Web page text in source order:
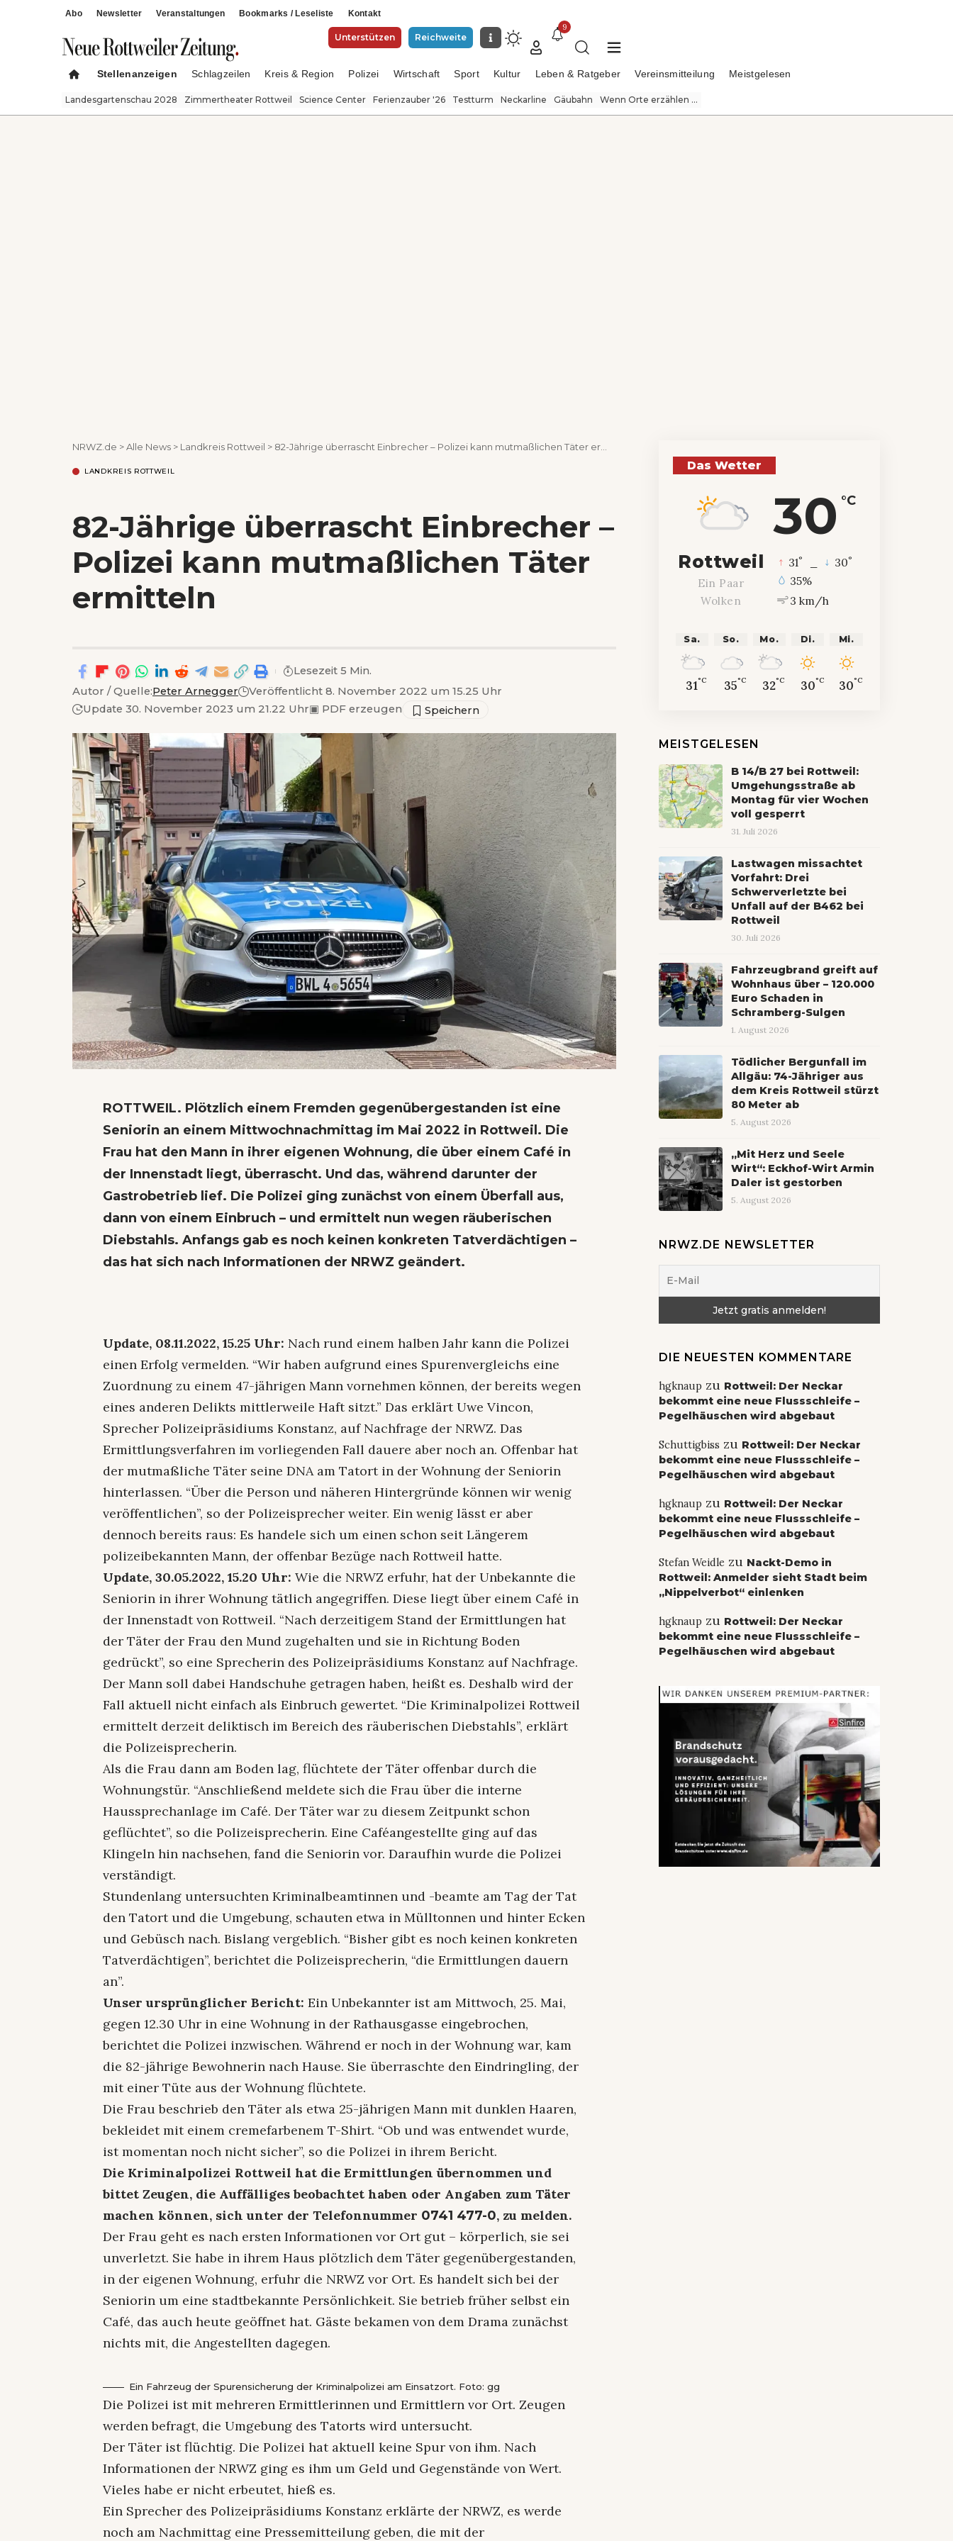
Abo Newsletter Veranstaltungen Bookmarks / Leseliste Kontakt
Unterstützen Reichweite
9
Stellenanzeigen Schlagzeilen Kreis & Region Polizei Wirtschaft Sport Kultur Leben & Ratgeber Vereinsmitteilung Meistgelesen
Landesgartenschau 2028 Zimmertheater Rottweil Science Center Ferienzauber '26 Testturm Neckarline Gäubahn Wenn Orte erzählen ...
NRWZ.de >Alle News > Landkreis Rottweil > 82-Jährige überrascht Einbrecher – Polizei kann mutmaßlichen Täter ermitteln
LANDKREIS ROTTWEIL
82-Jährige überrascht Einbrecher –
Polizei kann mutmaßlichen Täter
ermitteln
Autor / Quelle:Peter Arnegger
Veröffentlicht 8. November 2022 um 15.25 Uhr
Update 30. November 2023 um 21.22 Uhr▣ PDF erzeugen
Lesezeit 5 Min.
ROTTWEIL. Plötzlich einem Fremden gegenübergestanden ist eine
Seniorin an einem Mittwochnachmittag im Mai 2022 in Rottweil. Die
Frau hat den Mann in ihrer eigenen Wohnung, die über einem Café in
der Innenstadt liegt, überrascht. Und das, während darunter der
Gastrobetrieb lief. Die Polizei ging zunächst von einem Überfall aus,
dann von einem Einbruch – und ermittelt nun wegen räuberischen
Diebstahls. Anfangs gab es noch keinen konkreten Tatverdächtigen –
das hat sich nach Informationen der NRWZ geändert.
Update, 08.11.2022, 15.25 Uhr: Nach rund einem halben Jahr kann die Polizei
einen Erfolg vermelden. “Wir haben aufgrund eines Spurenvergleichs eine
Zuordnung zu einem 47-jährigen Mann vornehmen können, der bereits wegen
eines anderen Delikts mittlerweile Haft sitzt.” Das erklärt Uwe Vincon,
Sprecher Polizeipräsidiums Konstanz, auf Nachfrage der NRWZ. Das
Ermittlungsverfahren im vorliegenden Fall dauere aber noch an. Offenbar hat
der mutmaßliche Täter seine DNA am Tatort in der Wohnung der Seniorin
hinterlassen. “Über die Person und näheren Hintergründe können wir wenig
veröffentlichen”, so der Polizeisprecher weiter. Ein wenig lässt er aber
dennoch bereits raus: Es handele sich um einen schon seit Längerem
polizeibekannten Mann, der offenbar Bezüge nach Rottweil hatte.
Update, 30.05.2022, 15.20 Uhr:Wie die NRWZ erfuhr, hat der Unbekannte die
Seniorin in ihrer Wohnung tätlich angegriffen. Diese liegt über einem Café in
der Innenstadt von Rottweil. “Nach derzeitigem Stand der Ermittlungen hat
der Täter der Frau den Mund zugehalten und sie in Richtung Boden
gedrückt”, so eine Sprecherin des Polizeipräsidiums Konstanz auf Nachfrage.
Der Mann soll dabei Handschuhe getragen haben, heißt es. Deshalb wird der
Fall aktuell nicht einfach als Einbruch gewertet. “Die Kriminalpolizei Rottweil
ermittelt derzeit deliktisch im Bereich des räuberischen Diebstahls”, erklärt
die Polizeisprecherin.
Als die Frau dann am Boden lag, flüchtete der Täter offenbar durch die
Wohnungstür. “Anschließend meldete sich die Frau über die interne
Haussprechanlage im Café. Der Täter war zu diesem Zeitpunkt schon
geflüchtet”, so die Polizeisprecherin. Eine Caféangestellte ging auf das
Klingeln hin nachsehen, fand die Seniorin vor. Daraufhin wurde die Polizei
verständigt.
Stundenlang untersuchten Kriminalbeamtinnen und -beamte am Tag der Tat
den Tatort und die Umgebung, schauten etwa in Mülltonnen und hinter Ecken
und Gebüsch nach. Bislang vergeblich. “Bisher gibt es noch keinen konkreten
Tatverdächtigen”, berichtet die Polizeisprecherin, “die Ermittlungen dauern
an”.
Unser ursprünglicher Bericht: Ein Unbekannter ist am Mittwoch, 25. Mai,
gegen 12.30 Uhr in eine Wohnung in der Rathausgasse eingebrochen,
berichtet die Polizei inzwischen. Während er noch in der Wohnung war, kam
die 82-jährige Bewohnerin nach Hause. Sie überraschte den Eindringling, der
mit einer Tüte aus der Wohnung flüchtete.
Die Frau beschrieb den Täter als etwa 25-jährigen Mann mit dunklen Haaren,
bekleidet mit einem cremefarbenem T-Shirt. “Ob und was entwendet wurde,
ist momentan noch nicht sicher”, so die Polizei in ihrem Bericht.
Die Kriminalpolizei Rottweil hat die Ermittlungen übernommen und
bittet Zeugen, die Auffälliges beobachtet haben oder Angaben zum Täter
machen können, sich unter der Telefonnummer 0741 477-0, zu melden.
Der Frau geht es nach ersten Informationen vor Ort gut – körperlich, sie sei
unverletzt. Sie habe in ihrem Haus plötzlich dem Täter gegenübergestanden,
in der eigenen Wohnung, erfuhr die NRWZ vor Ort. Es handelt sich bei der
Seniorin um eine stadtbekannte Persönlichkeit. Sie betrieb früher selbst ein
Café, das auch heute geöffnet hat. Gäste bekamen von dem Drama zunächst
nichts mit, die Angestellten dagegen.
Ein Fahrzeug der Spurensicherung der Kriminalpolizei am Einsatzort. Foto: gg
Die Polizei ist mit mehreren Ermittlerinnen und Ermittlern vor Ort. Zeugen
werden befragt, die Umgebung des Tatorts wird untersucht.
Der Täter ist flüchtig. Die Polizei hat aktuell keine Spur von ihm. Nach
Informationen der NRWZ ging es ihm um Geld und Gegenstände von Wert.
Vieles habe er nicht erbeutet, hieß es.
Ein Sprecher des Polizeipräsidiums Konstanz erklärte der NRWZ, es werde
noch am Nachmittag eine Pressemitteilung geben, die mit der
Das Wetter
30 °C
Rottweil
Ein Paar
Wolken
31° 30°
35%
3 km/h
Sa.
31°C
So.
35°C
Mo.
32°C
Di.
30°C
Mi.
30°C
MEISTGELESEN
B 14/B 27 bei Rottweil:
Umgehungsstraße ab
Montag für vier Wochen
voll gesperrt
31. Juli 2026
Lastwagen missachtet
Vorfahrt: Drei
Schwerverletzte bei
Unfall auf der B462 bei
Rottweil
30. Juli 2026
Fahrzeugbrand greift auf
Wohnhaus über – 120.000
Euro Schaden in
Schramberg-Sulgen
1. August 2026
Tödlicher Bergunfall im
Allgäu: 74-Jähriger aus
dem Kreis Rottweil stürzt
80 Meter ab
5. August 2026
„Mit Herz und Seele
Wirt“: Eckhof-Wirt Armin
Daler ist gestorben
5. August 2026
NRWZ.DE NEWSLETTER
DIE NEUESTEN KOMMENTARE
hgknaupzu Rottweil: Der Neckar
bekommt eine neue Flussschleife –
Pegelhäuschen wird abgebaut
Schuttigbiss zu Rottweil: Der Neckar
bekommt eine neue Flussschleife –
Pegelhäuschen wird abgebaut
hgknaupzu Rottweil: Der Neckar
bekommt eine neue Flussschleife –
Pegelhäuschen wird abgebaut
Stefan Weidle zu Nackt-Demo in
Rottweil: Anmelder sieht Stadt beim
„Nippelverbot“ einlenken
hgknaupzu Rottweil: Der Neckar
bekommt eine neue Flussschleife –
Pegelhäuschen wird abgebaut